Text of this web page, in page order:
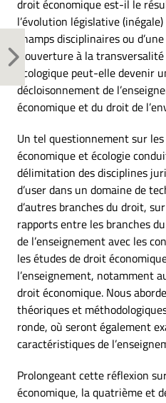
droit économique est-il le
l’évolution législative
champs disciplinaires ou
d’ouverture à la
écologique peut-elle devenir
décloisonnement de
économique et du droit de
Un tel questionnement sur
économique et écologie
délimitation des disciplines
d’user dans un domaine de
d’autres branches du droit,
rapports entre les branches
de l’enseignement avec les
les études de droit
l’enseignement, notamment
droit économique. Nous
théoriques et
ronde, où seront également
caractéristiques de
Prolongeant cette réflexion
économique, la quatrième et